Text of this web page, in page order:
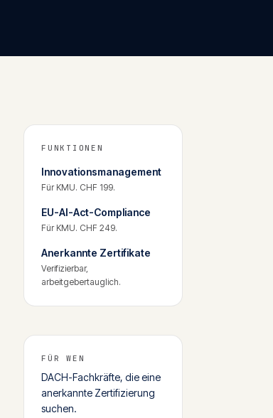
FUNKTIONEN
Innovationsmanagement
Für KMU. CHF 199.
EU-AI-Act-Compliance
Für KMU. CHF 249.
Anerkannte Zertifikate
Verifizierbar,
arbeitgebertauglich.
FÜR WEN
DACH-Fachkräfte, die eine
anerkannte Zertifizierung
suchen.